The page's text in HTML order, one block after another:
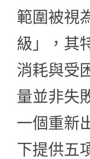
範圍被視
級」，其
消耗與受
量並非失
一個重新
下提供五